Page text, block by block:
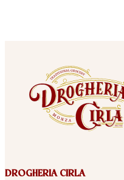
DROGHERIA CIRLA